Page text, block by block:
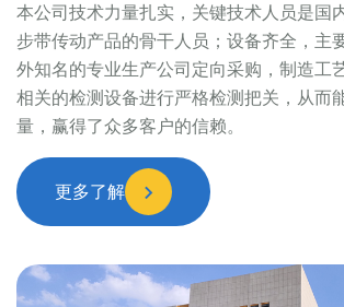
本公司技术力量扎实，关键技术人员是国
步带传动产品的骨干人员；设备齐全，主
外知名的专业生产公司定向采购，制造工
相关的检测设备进行严格检测把关，从而
量，赢得了众多客户的信赖。
更多了解